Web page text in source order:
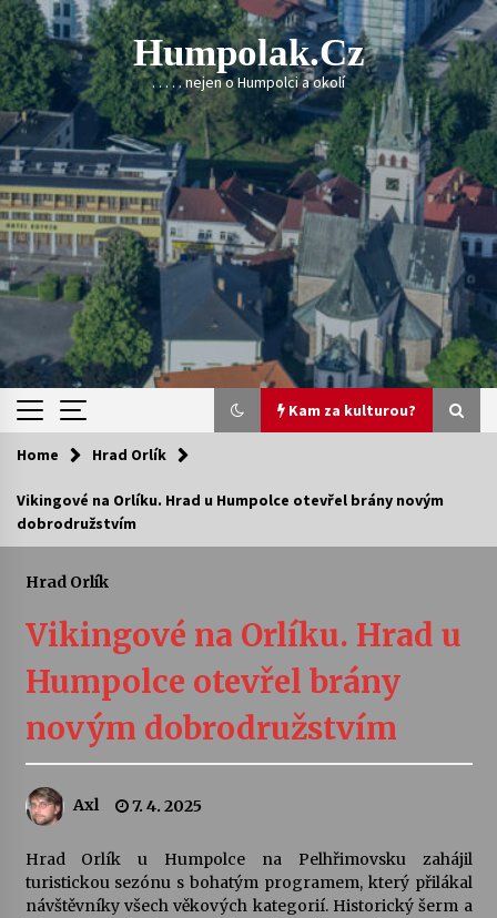
Skip
to
content
Humpolak.cz
. . . . . nejen o Humpolci a okolí
Kam za kulturou?
Kam za kulturou?
Vernisáž výstavy Josefíny Duškové: Stávám se
30. 7. 2026
Veselí muzikanti
30. 7. 2026
šedesátka: 28. 7.–1. 8. 2026
28. 7. 2026
Home Hrad Orlík
Vikingové na Orlíku. Hrad u Humpolce otevřel brány novým
dobrodružstvím
Hrad Orlík
Vikingové na Orlíku. Hrad u
Humpolce otevřel brány
novým dobrodružstvím
Axl 7. 4. 2025
Hrad Orlík u Humpolce na Pelhřimovsku zahájil
turistickou sezónu s bohatým programem, který přilákal
návštěvníky všech věkových kategorií. Historický šerm a